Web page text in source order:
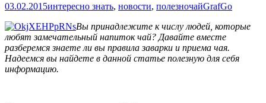
03.02.2015интересно знать, новости, полезночайGrafGo
Вы принадлежите к числу людей, которые
любят замечательный напиток чай? Давайте вместе
разберемся знаете ли вы правила заварки и приема чая.
Надеемся вы найдете в данной статье полезную для себя
информацию.